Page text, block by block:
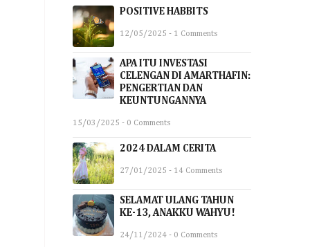
POSITIVE HABBITS
12/05/2025 - 1 Comments
APA ITU INVESTASI
CELENGAN DI AMARTHAFIN:
PENGERTIAN DAN
KEUNTUNGANNYA
15/03/2025 - 0 Comments
2024 DALAM CERITA
27/01/2025 - 14 Comments
SELAMAT ULANG TAHUN
KE-13, ANAKKU WAHYU!
24/11/2024 - 0 Comments